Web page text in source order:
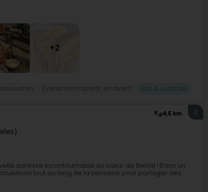
+2
4,5 km 2
adresse incontournable au cœur de Belval ! Dans un
tout au long de la semaine pour partager des